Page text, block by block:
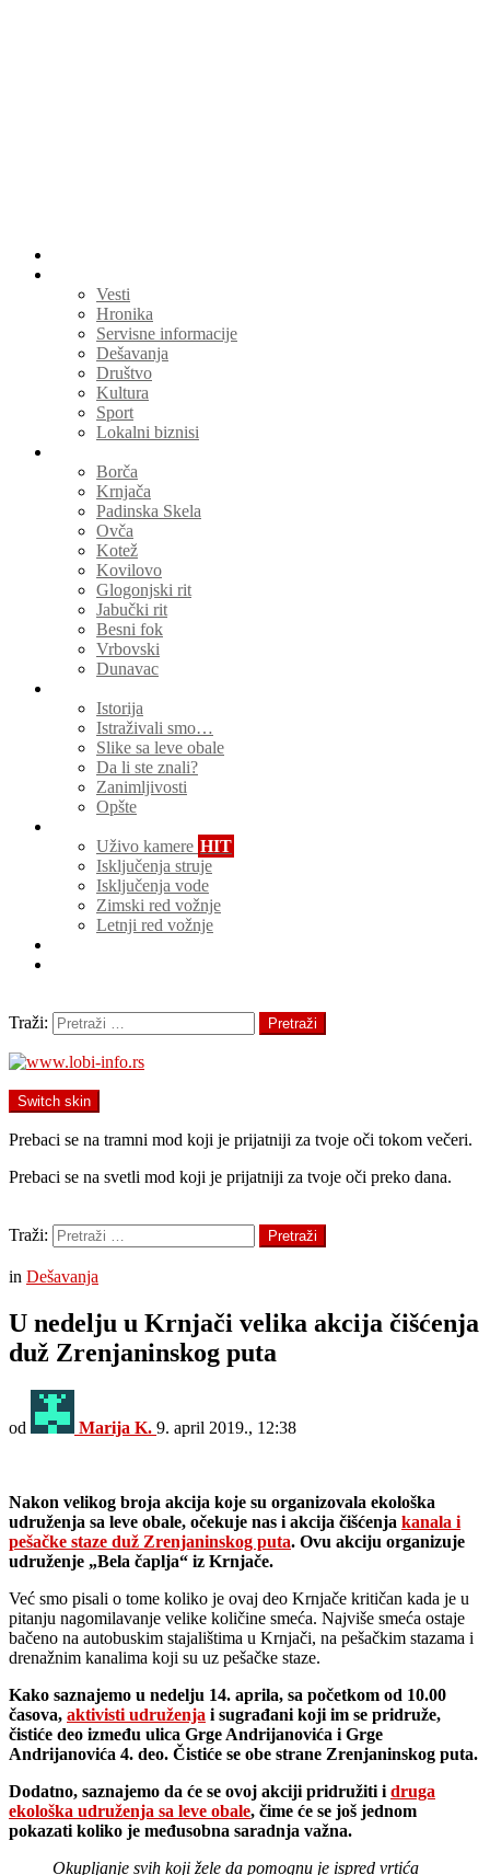
Vesti
Hronika
Servisne informacije
Dešavanja
Društvo
Kultura
Sport
Lokalni biznisi
Borča
Krnjača
Padinska Skela
Ovča
Kotež
Kovilovo
Glogonjski rit
Jabučki rit
Besni fok
Vrbovski
Dunavac
Istorija
Istraživali smo…
Slike sa leve obale
Da li ste znali?
Zanimljivosti
Opšte
Uživo kamere HIT
Isključenja struje
Isključenja vode
Zimski red vožnje
Letnji red vožnje
Traži:
Pretraži
Switch skin
Prebaci se na tramni mod koji je prijatniji za tvoje oči tokom večeri.
Prebaci se na svetli mod koji je prijatniji za tvoje oči preko dana.
Traži:
Pretraži
in Dešavanja
U nedelju u Krnjači velika akcija čišćenja
duž Zrenjaninskog puta
od Marija K. 9. april 2019., 12:38
Nakon velikog broja akcija koje su organizovala ekološka
udruženja sa leve obale, očekuje nas i akcija čišćenja kanala i
pešačke staze duž Zrenjaninskog puta. Ovu akciju organizuje
udruženje „Bela čaplja“ iz Krnjače.
Već smo pisali o tome koliko je ovaj deo Krnjače kritičan kada je u
pitanju nagomilavanje velike količine smeća. Najviše smeća ostaje
bačeno na autobuskim stajalištima u Krnjači, na pešačkim stazama i
drenažnim kanalima koji su uz pešačke staze.
Kako saznajemo u nedelju 14. aprila, sa početkom od 10.00
časova, aktivisti udruženja i sugrađani koji im se pridruže,
čistiće deo između ulica Grge Andrijanovića i Grge
Andrijanovića 4. deo. Čistiće se obe strane Zrenjaninskog puta.
Dodatno, saznajemo da će se ovoj akciji pridružiti i druga
ekološka udruženja sa leve obale, čime će se još jednom
pokazati koliko je međusobna saradnja važna.
Okupljanje svih koji žele da pomognu je ispred vrtića